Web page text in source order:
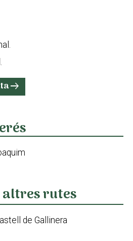
arrow_right_alt
altres rutes
de Gallinera